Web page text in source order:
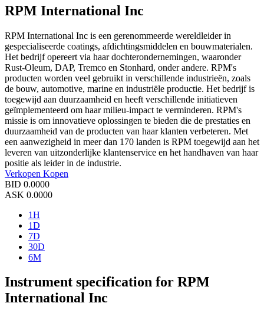
RPM International Inc
RPM International Inc is een gerenommeerde wereldleider in
gespecialiseerde coatings, afdichtingsmiddelen en bouwmaterialen.
Het bedrijf opereert via haar dochterondernemingen, waaronder
Rust-Oleum, DAP, Tremco en Stonhard, onder andere. RPM's
producten worden veel gebruikt in verschillende industrieën, zoals
de bouw, automotive, marine en industriële productie. Het bedrijf is
toegewijd aan duurzaamheid en heeft verschillende initiatieven
geïmplementeerd om haar milieu-impact te verminderen. RPM's
missie is om innovatieve oplossingen te bieden die de prestaties en
duurzaamheid van de producten van haar klanten verbeteren. Met
een aanwezigheid in meer dan 170 landen is RPM toegewijd aan het
leveren van uitzonderlijke klantenservice en het handhaven van haar
positie als leider in de industrie.
Verkopen Kopen
BID 0.0000
ASK 0.0000
1H
1D
7D
30D
6M
Instrument specification for RPM
International Inc